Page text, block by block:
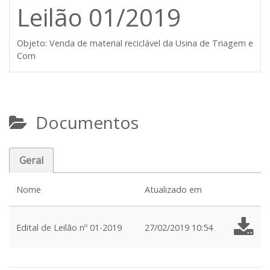
Leilão 01/2019
Objeto: Venda de material reciclável da Usina de Triagem e
Com
Documentos
Geral
Nome Atualizado em
Edital de Leilão nº 01-2019 27/02/2019 10:54